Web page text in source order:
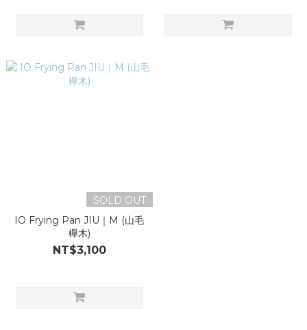
SOLD OUT
IO Frying Pan JIU｜M (山毛
櫸木)
NT$3,100